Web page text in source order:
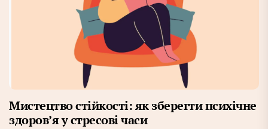
Мистецтво стійкості: як зберегти психічне
здоров’я у стресові часи